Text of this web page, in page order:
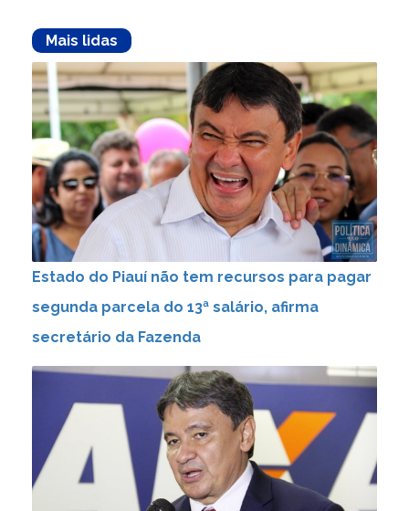
Mais lidas
Estado do Piauí não tem recursos para pagar
segunda parcela do 13ª salário, afirma
secretário da Fazenda